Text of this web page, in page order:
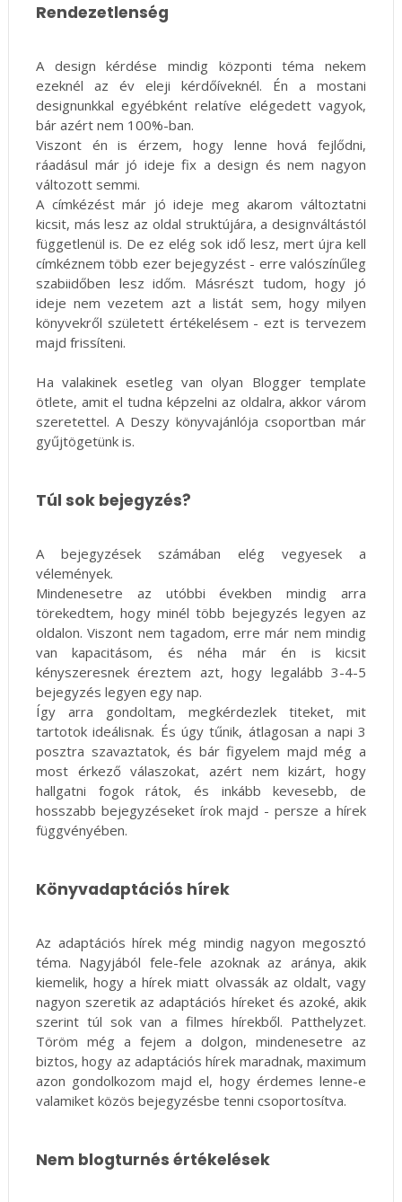
Rendezetlenség
A design kérdése mindig központi téma nekem
ezeknél az év eleji kérdőíveknél. Én a mostani
designunkkal egyébként relatíve elégedett vagyok,
bár azért nem 100%-ban.
Viszont én is érzem, hogy lenne hová fejlődni,
ráadásul már jó ideje fix a design és nem nagyon
változott semmi.
A címkézést már jó ideje meg akarom változtatni
kicsit, más lesz az oldal struktújára, a designváltástól
függetlenül is. De ez elég sok idő lesz, mert újra kell
címkéznem több ezer bejegyzést - erre valószínűleg
szabiidőben lesz időm. Másrészt tudom, hogy jó
ideje nem vezetem azt a listát sem, hogy milyen
könyvekről született értékelésem - ezt is tervezem
majd frissíteni.
Ha valakinek esetleg van olyan Blogger template
ötlete, amit el tudna képzelni az oldalra, akkor várom
szeretettel. A Deszy könyvajánlója csoportban már
gyűjtögetünk is.
Túl sok bejegyzés?
A bejegyzések számában elég vegyesek a
vélemények.
Mindenesetre az utóbbi években mindig arra
törekedtem, hogy minél több bejegyzés legyen az
oldalon. Viszont nem tagadom, erre már nem mindig
van kapacitásom, és néha már én is kicsit
kényszeresnek éreztem azt, hogy legalább 3-4-5
bejegyzés legyen egy nap.
Így arra gondoltam, megkérdezlek titeket, mit
tartotok ideálisnak. És úgy tűnik, átlagosan a napi 3
posztra szavaztatok, és bár figyelem majd még a
most érkező válaszokat, azért nem kizárt, hogy
hallgatni fogok rátok, és inkább kevesebb, de
hosszabb bejegyzéseket írok majd - persze a hírek
függvényében.
Könyvadaptációs hírek
Az adaptációs hírek még mindig nagyon megosztó
téma. Nagyjából fele-fele azoknak az aránya, akik
kiemelik, hogy a hírek miatt olvassák az oldalt, vagy
nagyon szeretik az adaptációs híreket és azoké, akik
szerint túl sok van a filmes hírekből. Patthelyzet.
Töröm még a fejem a dolgon, mindenesetre az
biztos, hogy az adaptációs hírek maradnak, maximum
azon gondolkozom majd el, hogy érdemes lenne-e
valamiket közös bejegyzésbe tenni csoportosítva.
Nem blogturnés értékelések